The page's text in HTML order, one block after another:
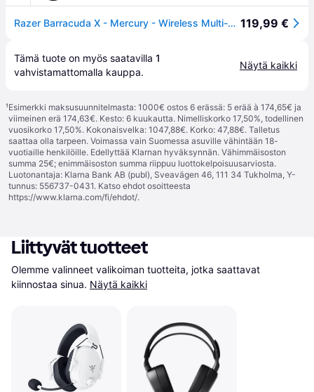
Razer Barracuda X - Mercury - Wireless Multi-platform Gaming and Mobile Headset - Razer™ SmartSwitch Dual Wireless - 250g Ergonomic Design - Razer™ TriForce 40mm Drivers 119,99 €
Tämä tuote on myös saatavilla 1
vahvistamattomalla kauppa.
Näytä kaikki
¹Esimerkki maksusuunnitelmasta: 1000€ ostos 6 erässä: 5 erää à 174,65€ ja
viimeinen erä 174,63€. Kesto: 6 kuukautta. Nimelliskorko 17,50%, todellinen
vuosikorko 17,50%. Kokonaisvelka: 1047,88€. Korko: 47,88€. Talletus
saattaa olla tarpeen. Voimassa vain Suomessa asuville vähintään 18-
vuotiaille henkilöille. Edellyttää Klarnan hyväksynnän. Vähimmäisoston
summa 25€; enimmäisoston summa riippuu luottokelpoisuusarviosta.
Luotonantaja: Klarna Bank AB (publ), Sveavägen 46, 111 34 Tukholma, Y-
tunnus: 556737-0431. Katso ehdot osoitteesta
https://www.klarna.com/fi/ehdot/.
Liittyvät tuotteet
Olemme valinneet valikoiman tuotteita, jotka saattavat
kiinnostaa sinua. Näytä kaikki